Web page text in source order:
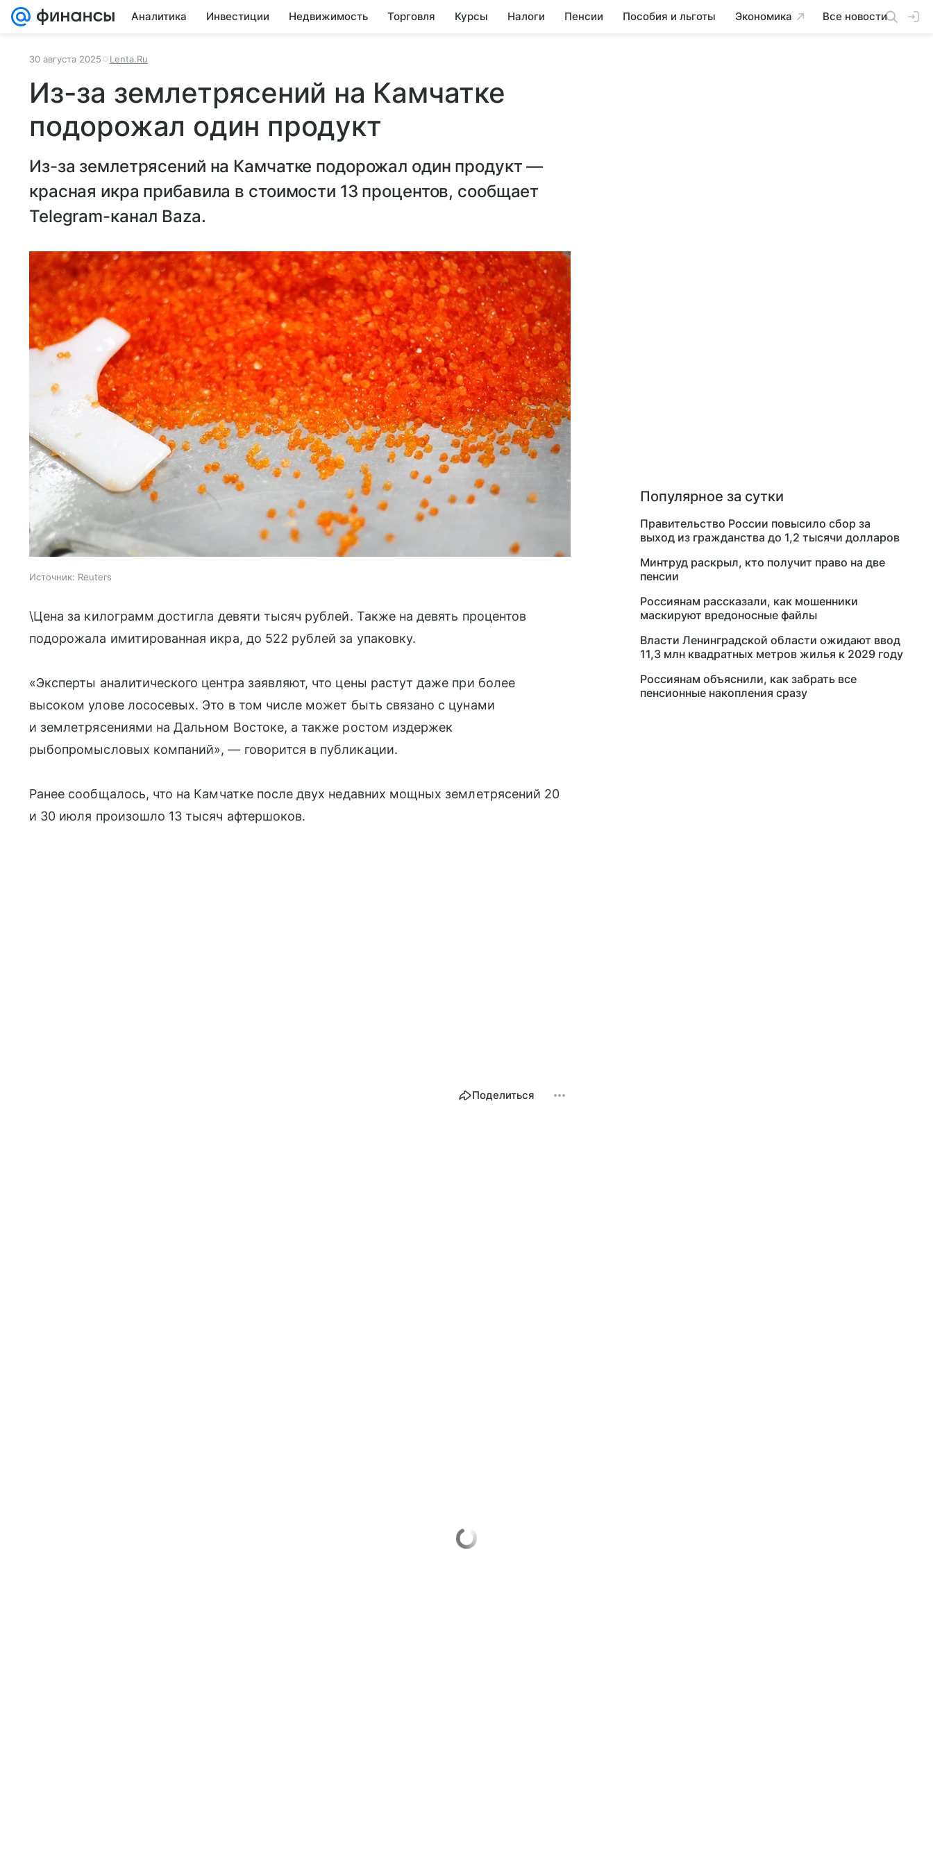
Аналитика Инвестиции Недвижимость Торговля Курсы Налоги Пенсии Пособия и льготы Экономика Все новости
30 августа 2025 Lenta.Ru
Из-за землетрясений на Камчатке
подорожал один продукт
Из-за землетрясений на Камчатке подорожал один продукт —
красная икра прибавила в стоимости 13 процентов, сообщает
Telegram-канал Baza.
Источник: Reuters
\Цена за килограмм достигла девяти тысяч рублей. Также на девять процентов
подорожала имитированная икра, до 522 рублей за упаковку.
«Эксперты аналитического центра заявляют, что цены растут даже при более
высоком улове лососевых. Это в том числе может быть связано с цунами
и землетрясениями на Дальном Востоке, а также ростом издержек
рыбопромысловых компаний», — говорится в публикации.
Ранее сообщалось, что на Камчатке после двух недавних мощных землетрясений 20
и 30 июля произошло 13 тысяч афтершоков.
Поделиться
Популярное за сутки
Правительство России повысило сбор за
выход из гражданства до 1,2 тысячи долларов
Минтруд раскрыл, кто получит право на две
пенсии
Россиянам рассказали, как мошенники
маскируют вредоносные файлы
Власти Ленинградской области ожидают ввод
11,3 млн квадратных метров жилья к 2029 году
Россиянам объяснили, как забрать все
пенсионные накопления сразу